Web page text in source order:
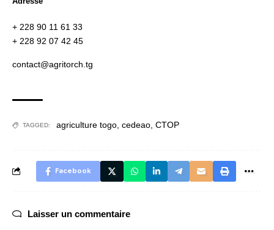
+ 228 90 11 61 33
+ 228 92 07 42 45
contact@agritorch.tg
TAGGED: agriculture togo, cedeao, CTOP
Facebook
Laisser un commentaire